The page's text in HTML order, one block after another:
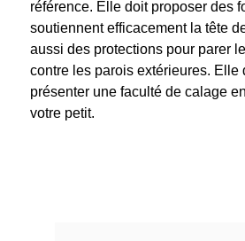
référence. Elle doit proposer des
soutiennent efficacement la tête
aussi des protections pour parer
contre les parois extérieures. Elle
présenter une faculté de calage
votre petit.